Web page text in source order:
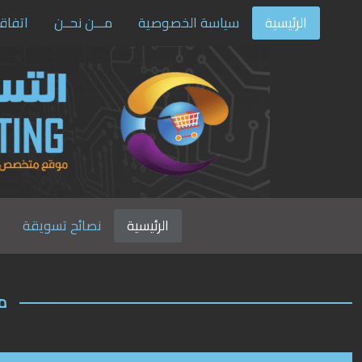
الرئيسية سياسة الخصوصية مـــن نحــن
الرئيسية نصائح تسويقة